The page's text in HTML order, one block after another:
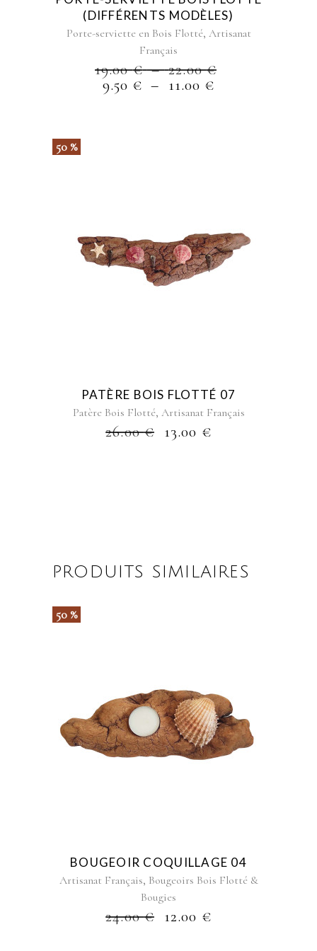
sur
la
page
(DIFFÉRENTS MODÈLES)
Porte-serviette en Bois Flotté, Artisanat
Français
19.00€ – 22.00€PLAGE
9.50 € – 11.00 €
50 %
PATÈRE BOIS FLOTTÉ 07
Patère Bois Flotté, Artisanat Français
26.00€ 13.00 €
PRODUITS SIMILAIRES
50 %
BOUGEOIR COQUILLAGE 04
Artisanat Français, Bougeoirs Bois Flotté &
Bougies
24.00€ 12.00 €